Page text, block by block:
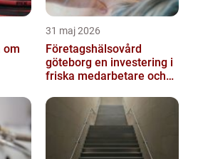
om
31 maj 2026
Företagshälsovård
göteborg en investering i
friska medarbetare och